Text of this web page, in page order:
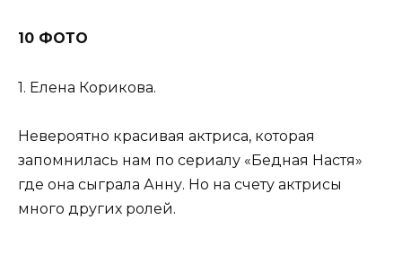
10 ФОТО
1. Елена Корикова.
Невероятно красивая актриса, которая
запомнилась нам по сериалу «Бедная Настя»
где она сыграла Анну. Но на счету актрисы
много других ролей.